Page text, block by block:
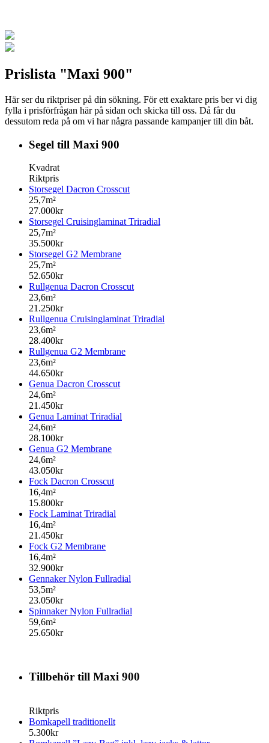
Prislista "Maxi 900"
Här ser du riktpriser på din sökning. För ett exaktare pris ber vi dig
fylla i prisförfrågan här på sidan och skicka till oss. Då får du
dessutom reda på om vi har några passande kampanjer till din båt.
Segel till Maxi 900
Kvadrat
Riktpris
Storsegel Dacron Crosscut
25,7m²
27.000kr
Storsegel Cruisinglaminat Triradial
25,7m²
35.500kr
Storsegel G2 Membrane
25,7m²
52.650kr
Rullgenua Dacron Crosscut
23,6m²
21.250kr
Rullgenua Cruisinglaminat Triradial
23,6m²
28.400kr
Rullgenua G2 Membrane
23,6m²
44.650kr
Genua Dacron Crosscut
24,6m²
21.450kr
Genua Laminat Triradial
24,6m²
28.100kr
Genua G2 Membrane
24,6m²
43.050kr
Fock Dacron Crosscut
16,4m²
15.800kr
Fock Laminat Triradial
16,4m²
21.450kr
Fock G2 Membrane
16,4m²
32.900kr
Gennaker Nylon Fullradial
53,5m²
23.050kr
Spinnaker Nylon Fullradial
59,6m²
25.650kr
Tillbehör till Maxi 900
Riktpris
Bomkapell traditionellt
5.300kr